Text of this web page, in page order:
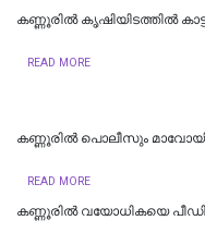
കണ്ണൂരില്‍ കൃഷിയിടത്തിൽ
READ MORE
കണ്ണൂരിൽ പൊലീസും
READ MORE
കണ്ണൂരിൽ വയോധികയെ